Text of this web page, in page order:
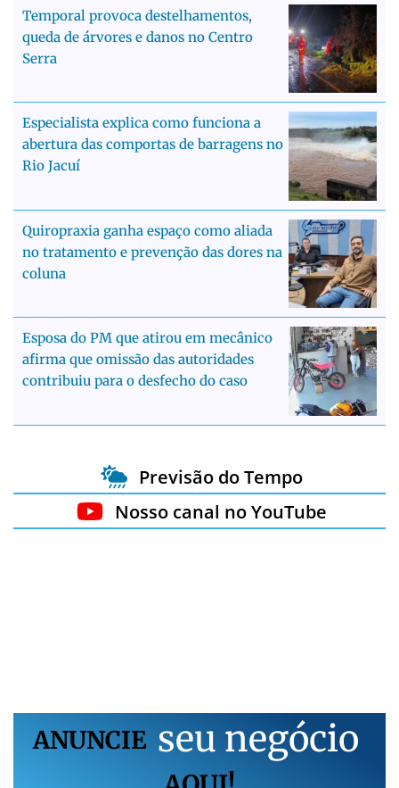
Temporal provoca destelhamentos,
queda de árvores e danos no Centro
Serra
Especialista explica como funciona a
abertura das comportas de barragens no
Rio Jacuí
Quiropraxia ganha espaço como aliada
no tratamento e prevenção das dores na
coluna
Esposa do PM que atirou em mecânico
afirma que omissão das autoridades
contribuiu para o desfecho do caso
Previsão do Tempo
Nosso canal no YouTube
ANUNCIE seu negócio